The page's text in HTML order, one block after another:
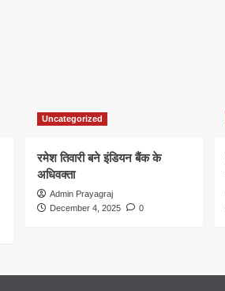
Uncategorized
रमेश तिवारी बने इंडियन बैंक के
अधिवक्ता
Admin Prayagraj
December 4, 2025
0